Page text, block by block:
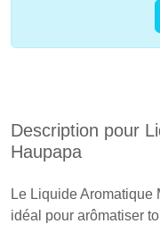
Description pour
Haupapa
Le Liquide Aromatique
idéal pour arômatiser